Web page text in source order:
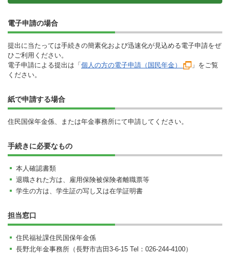
電子申請の場合
提出に当たっては手続きの簡素化および迅速化が見込める電子申請をぜ
ひご利用ください。
電子申請による提出は「 個人の方の電子申請（国民年金）
」をご覧
ください。
紙で申請する場合
住民国保年金係、または年金事務所にて申請してください。
手続きに必要なもの
本人確認書類
退職された方は、雇用保険被保険者離職票等
学生の方は、学生証の写し又は在学証明書
担当窓口
住民福祉課住民国保年金係
長野北年金事務所（長野市吉田3-6-15 Tel：026-244-4100）